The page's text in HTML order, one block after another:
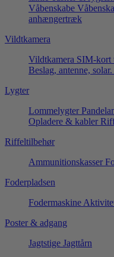
Våbenskabe
anhængertræk
Vildtkamera
Vildtkamera SIM-kort
Beslag, antenne, solar.
Lygter
Lommelygter
Opladere & kabler
Riffeltilbehør
Ammunitionskasser
Foderpladsen
Fodermaskine
Poster & adgang
Jagtstige Jagttårn